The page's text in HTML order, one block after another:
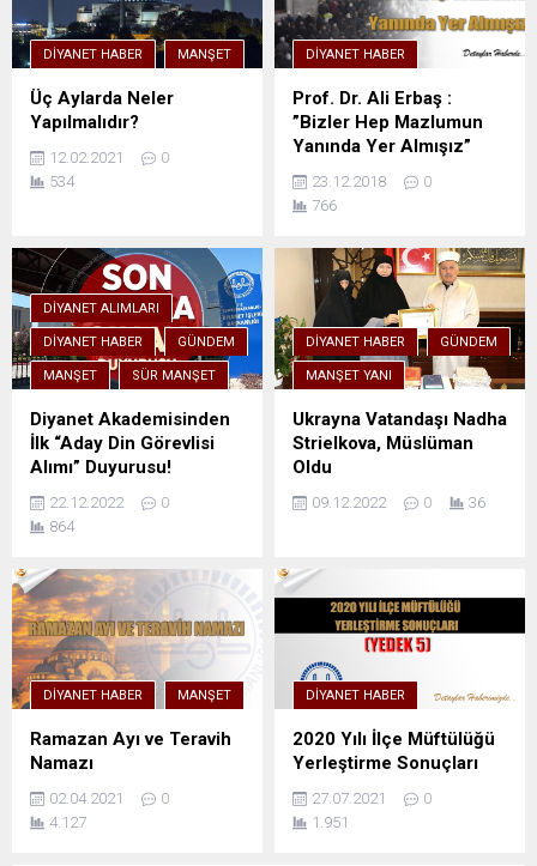
DIYANET HABER MANŞET
Üç Aylarda Neler
Yapılmalıdır?
12.02.2021
0
534
DIYANET HABER
Prof. Dr. Ali Erbaş :
”Bizler Hep Mazlumun
Yanında Yer Almışız”
23.12.2018
0
766
DIYANET ALIMLARI
DIYANET HABER GÜNDEM
MANŞET SÜR MANŞET
Diyanet Akademisinden
İlk “Aday Din Görevlisi
Alımı” Duyurusu!
22.12.2022
0
864
DIYANET HABER GÜNDEM
MANŞET YANI
Ukrayna Vatandaşı Nadha
Strielkova, Müslüman
Oldu
09.12.2022 0 36
DIYANET HABER MANŞET
Ramazan Ayı ve Teravih
Namazı
02.04.2021
0
4.127
DIYANET HABER
2020 Yılı İlçe Müftülüğü
Yerleştirme Sonuçları
27.07.2021
0
1.951